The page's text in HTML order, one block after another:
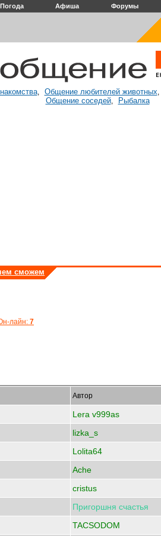
Погода Афиша Форумы
, Общение любителей животных,
Общение соседей, Рыбалка
сможем
лайн: 7
Автор
Lera v999as
lizka_s
Lolita64
Ache
cristus
Пригоршня счастья
TACSODOM